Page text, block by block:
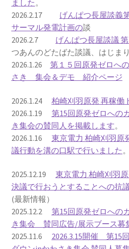
2022.8.1 福島第一原発 汚染
断念
2022.8.9 福島第一原発 汚染
着工
超 老朽対策容認
2023.1.19 東電旧経営陣、二
めた「長期評価」を否定
り
原子力規制委員会「原発60年
りからわずか5日で、多数決
「原発６０年超へ」閣議決定
ました。
2026.2.17 げんぱつ長屋談義
サーマル発電計画の談
2026.2.7 げんぱつ長屋談議
つあんのどたばた談議、はじま
2026.1.26 第１５回原発ゼロへ
さき 集会＆デモ 紹介ページ
2026.1.24 柏崎刈羽原発 再稼働
2026.1.19 第15回原発ゼロへの
き集会の賛同人を掲載します。
2026.1.16 東京電力 柏崎刈羽原
議行動を溝の口駅で行いました
2025.12.19 東京電力 柏崎刈羽
決議で行おうとすることへの抗
(最新情報）
2025.12.2 第15回原発ゼロへの
き集会 賛同広告/展示ブース募
2025.11.6 2026.3.15開催 第15